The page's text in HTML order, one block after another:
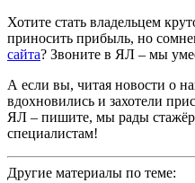
Хотите стать владельцем
приносить прибыль, но
сайта? Звоните в ЯЛ – мы
А если вы, читая новости о
вдохновились и захотели
ЯЛ – пишите, мы рады
специалистам!
Другие материалы по теме: